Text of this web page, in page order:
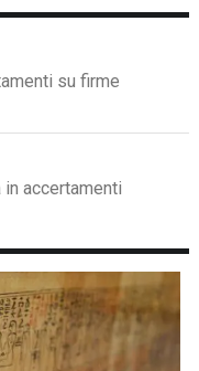
su firme
accertamenti